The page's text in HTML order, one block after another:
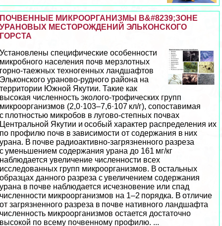
ПОЧВЕННЫЕ МИКРООРГАНИЗМЫ В&#8239;ЗОНЕ
УРАНОВЫХ МЕСТОРОЖДЕНИЙ ЭЛЬКОНСКОГО
ГОРСТА
Установлены специфические особенности
микробного населения почв мерзлотных
горно-таежных техногенных ландшафтов
Эльконского ураново-рудного района на
территории Южной Якутии. Такие как
высокая численность эколого-трофических групп
микроорганизмов (2,0·103–7,6·107 кл/г), сопоставимая
с плотностью микробов в лугово-степных почвах
Центральной Якутии и особый хаpaктер распределения их
по профилю почв в зависимости от содержания в них
урана. В почве радиоактивно-загрязненного разреза
с уменьшением содержания урана до 161 мг/кг
наблюдается увеличение численности всех
исследованных групп микроорганизмов. В остальных
образцах данного разреза с увеличением содержания
урана в почве наблюдается исчезновение или спад
численности микроорганизмов на 1–2 порядка. В отличие
от загрязненного разреза в почве нативного ландшафта
численность микроорганизмов остается достаточно
высокой по всему почвенному профилю. ...